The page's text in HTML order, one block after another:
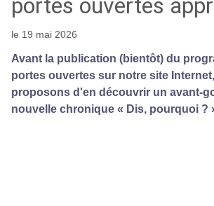
portes ouvertes
le 19 mai 2026
Avant la publication (bientôt) du
portes ouvertes sur notre site
proposons d'en découvrir un avant-
nouvelle chronique « Dis, pourquoi ?